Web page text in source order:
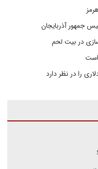
جمهور آذربایجان
در بیت‌ لحم
است